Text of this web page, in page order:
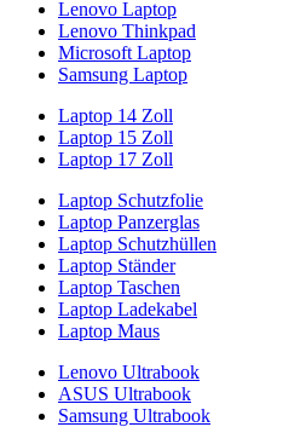
Lenovo Laptop
Lenovo Thinkpad
Microsoft Laptop
Samsung Laptop
Laptop 14 Zoll
Laptop 15 Zoll
Laptop 17 Zoll
Laptop Schutzfolie
Laptop Panzerglas
Laptop Schutzhüllen
Laptop Ständer
Laptop Taschen
Laptop Ladekabel
Laptop Maus
Lenovo Ultrabook
ASUS Ultrabook
Samsung Ultrabook